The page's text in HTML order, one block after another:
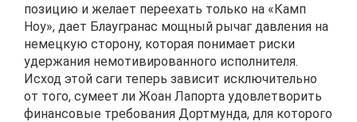
позицию и желает переехать только на «Камп
Ноу», дает Блаугранас мощный рычаг давления на
немецкую сторону, которая понимает риски
удержания немотивированного исполнителя.
Исход этой саги теперь зависит исключительно
от того, сумеет ли Жоан Лапорта удовлетворить
финансовые требования Дортмунда, для которого